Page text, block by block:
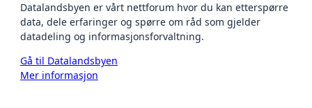
Datalandsbyen er vårt nettforum hvor du kan etterspørre
data, dele erfaringer og spørre om råd som gjelder
datadeling og informasjonsforvaltning.
Gå til Datalandsbyen
Mer informasjon